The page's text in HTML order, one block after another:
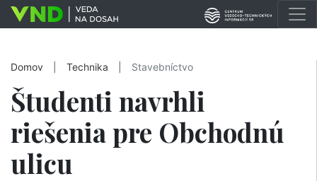
Domov Technika Stavebníctvo
Študenti navrhli
riešenia pre Obchodnú
ulicu